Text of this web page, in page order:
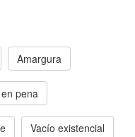
Amargura
pena
Vacío existencial